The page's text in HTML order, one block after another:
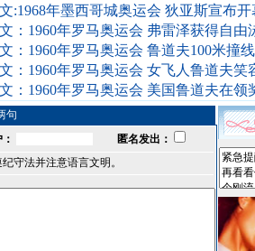
:1968年墨西哥城奥运会 狄亚斯宣布开
：1960年罗马奥运会 弗雷泽获得自由
：1960年罗马奥运会 鲁道夫100米撞
：1960年罗马奥运会 女飞人鲁道夫笑
：1960年罗马奥运会 美国鲁道夫在领
句
匿名发出：
守法并注意语言文明。